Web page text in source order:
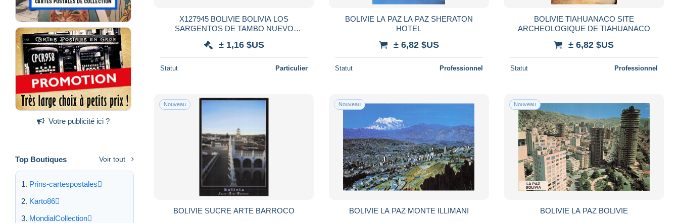
Votre publicité ici ?
Top Boutiques Voir tout
Prins-cartespostales
Karto86
MondialCollection
X127945 BOLIVIE BOLIVIA LOS
SARGENTOS DE TAMBO NUEVO
GUERRA INDEPENDANCIA BOLIVIA
± 1,16 $US
Statut Particulier
BOLIVIE LA PAZ LA PAZ SHERATON
HOTEL
± 6,82 $US
Statut Professionnel
BOLIVIE TIAHUANACO SITE
ARCHEOLOGIQUE DE TIAHUANACO
± 6,82 $US
Statut Professionnel
Nouveau
BOLIVIE SUCRE ARTE BARROCO
Nouveau
BOLIVIE LA PAZ MONTE ILLIMANI
Nouveau
BOLIVIE LA PAZ BOLIVIE